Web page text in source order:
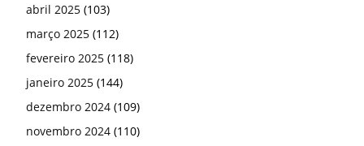
abril 2025 (103)
março 2025 (112)
fevereiro 2025 (118)
janeiro 2025 (144)
dezembro 2024 (109)
novembro 2024 (110)